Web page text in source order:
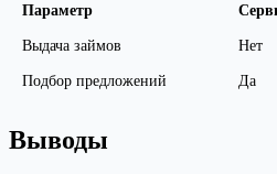
Параметр
Выдача займов Нет
Подбор предложений Да
Выводы